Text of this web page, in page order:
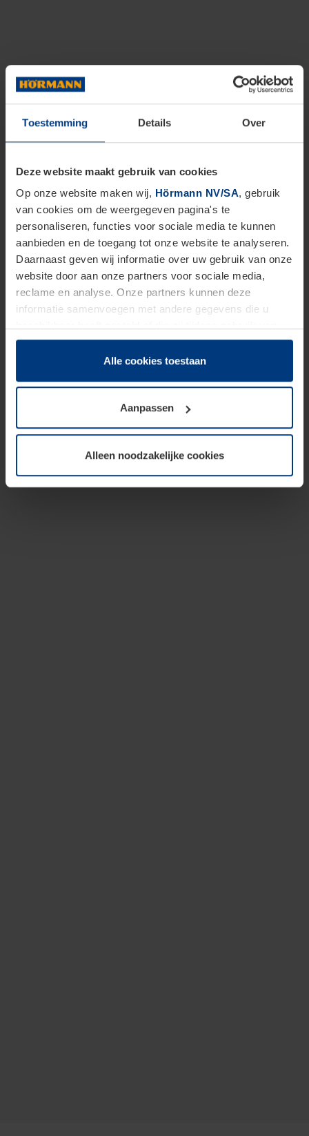
Toestemming Details Over
Deze website maakt gebruik van cookies
Op onze website maken wij, Hörmann NV/SA, gebruik
van cookies om de weergegeven pagina's te
personaliseren, functies voor sociale media te kunnen
aanbieden en de toegang tot onze website te analyseren.
Daarnaast geven wij informatie over uw gebruik van onze
website door aan onze partners voor sociale media,
reclame en analyse. Onze partners kunnen deze
informatie samenvoegen met andere gegevens die u
hun diensten hebben verzameld.
Juridisch hebben wij het recht om cookies op uw
van deze pagina's absoluut vereist is. Voor alle andere
soorten cookies is uw toestemming benodigd. Uw
toestemming kunt u op elk moment bij de uitleg van de
wijzigen of herroepen.
Alle cookies toestaan
Aanpassen
Alleen noodzakelijke cookies